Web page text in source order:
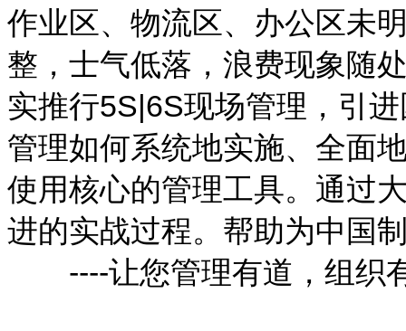
作业区、物流区、办公区未
整，士气低落，浪费现象随
实推行5S|6S现场管理，引
管理如何系统地实施、全面
使用核心的管理工具。通过
进的实战过程。帮助为中国
----让您管理有道，组织